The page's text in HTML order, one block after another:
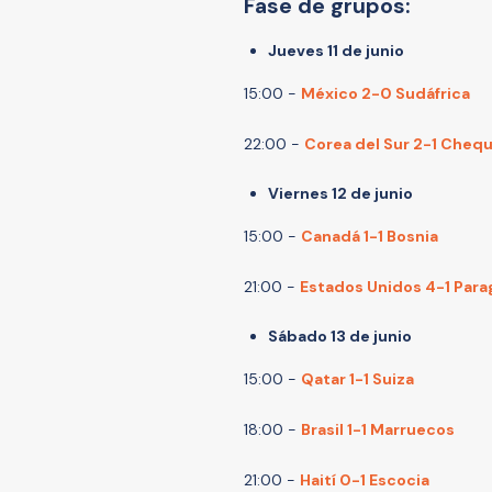
Fase de grupos:
Jueves 11 de junio
15:00 - México 2-0 Sudáfrica
22:00 - Corea del Sur 2-1
Viernes 12 de junio
15:00 - Canadá 1-1 Bosnia
21:00 - Estados Unidos 4-1
Sábado 13 de junio
15:00 - Qatar 1-1 Suiza
18:00 - Brasil 1-1 Marruecos
21:00 - Haití 0-1 Escocia